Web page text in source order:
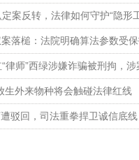
案反转，法律如何守护“隐形
落槌：法院明确算法参数受
律师”西绿涉嫌诈骗被刑拘，
生外来物种将会触碰法律红线
驳回，司法重拳捍卫诚信底线